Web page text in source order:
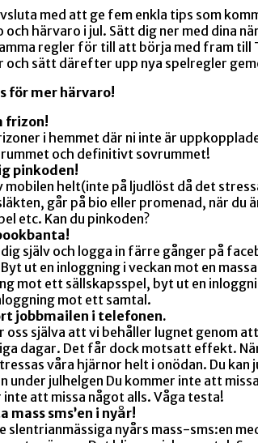
med att ge fem enkla tips som
och härvaro i jul. Sätt dig ner med dina
regler för till att börja med fram
sätt därefter upp nya spelregler
för mer härvaro!
frizon!
i hemmet där ni inte är
och definitivt sovrummet!
pinkoden!
mobilen helt(inte på ljudlöst då det
går på bio eller promenad, när du
etc. Kan du pinkoden?
själv och logga in färre gånger på
ut en inloggning i veckan mot en
mot ett sällskapsspel, byt ut en
mot ett samtal.
jobbmailen i telefonen.
oss själva att vi behåller lugnet genom
dagar. Det får dock motsatt effekt.
våra hjärnor helt i onödan. Du
under julhelgen Du kommer inte att
inte att missa något alls. Våga testa!
mass sms’en i nyår!
slentrianmässiga nyårs mass-sms:en